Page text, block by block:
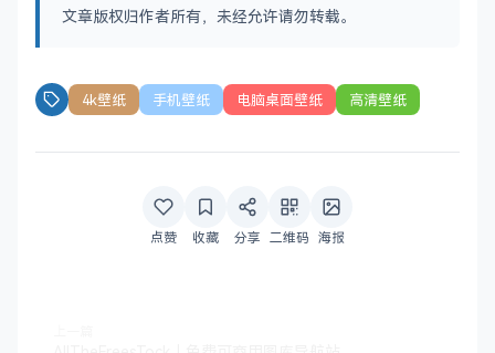
文章版权归作者所有，未经允许请勿转载。
4k壁纸 手机壁纸 电脑桌面壁纸 高清壁纸
点赞 收藏 分享 二维码 海报